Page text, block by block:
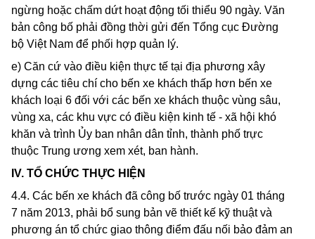
ngừng hoặc chấm dứt hoạt động tối thiểu 90 ngày. Văn
bản công bố phải đồng thời gửi đến Tổng cục Đường
bộ Việt Nam để phối hợp quản lý.
e) Căn cứ vào điều kiện thực tế tại địa phương xây
dựng các tiêu chí cho bến xe khách thấp hơn bến xe
khách loại 6 đối với các bến xe khách thuộc vùng sâu,
vùng xa, các khu vực có điều kiện kinh tế - xã hội khó
khăn và trình Ủy ban nhân dân tỉnh, thành phố trực
thuộc Trung ương xem xét, ban hành.
IV. TỔ CHỨC THỰC HIỆN
4.4. Các bến xe khách đã công bố trước ngày 01 tháng
7 năm 2013, phải bổ sung bản vẽ thiết kế kỹ thuật và
phương án tổ chức giao thông điểm đấu nối bảo đảm an